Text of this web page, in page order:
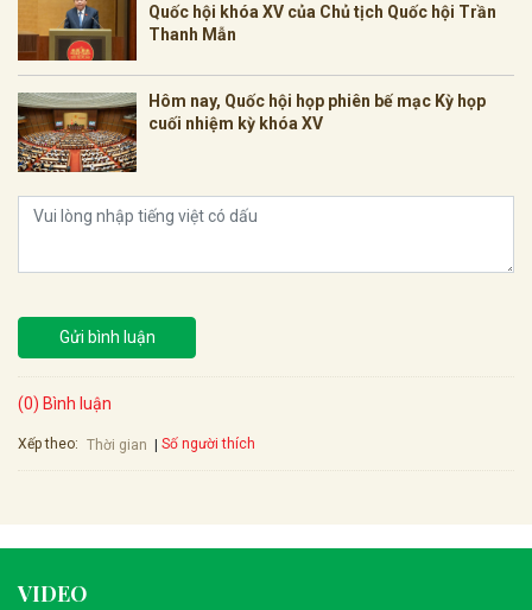
Quốc hội khóa XV của Chủ tịch Quốc hội Trần
Thanh Mẫn
Hôm nay, Quốc hội họp phiên bế mạc Kỳ họp
cuối nhiệm kỳ khóa XV
Gửi bình luận
(0) Bình luận
Xếp theo: Thời gian Số người thích
VIDEO